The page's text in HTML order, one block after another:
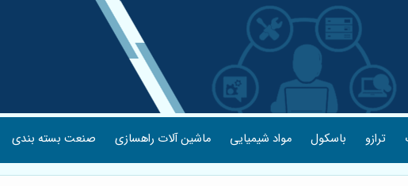
ترازو باسکول مواد شیمیایی ماشین آلات راهسازی صنعت بسته بندی